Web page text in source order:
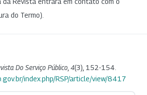
do Termo).
Do Serviço Público, 4(3), 152-154.
index.php/RSP/article/view/8417